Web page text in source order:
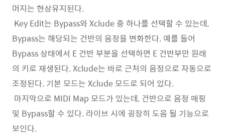
머지는 현상유지된다.
Key Edit는 Bypass와 Xclude 중 하나를 선택할 수 있는데,
Bypass는 해당되는 건반의 음정을 변화한다. 예를 들어
Bypass 상태에서 E 건반 부분을 선택하면 E 건반부만 원래
의 키로 재생된다. Xclude는 바로 근처의 음정으로 자동으로
조정된다. 기본 모드는 Xclude 모드로 되어 있다.
마지막으로 MIDI Map 모드가 있는데, 건반으로 음정 매핑
및 Bypass할 수 있다. 라이브 시에 굉장히 도움 될 기능으로
보인다.